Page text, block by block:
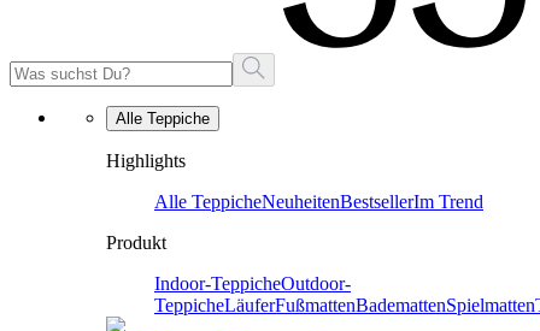
Alle Teppiche
Highlights
Alle TeppicheNeuheitenBestsellerIm Trend
Produkt
Indoor-TeppicheOutdoor-
TeppicheLäuferFußmattenBademattenSpielmatten